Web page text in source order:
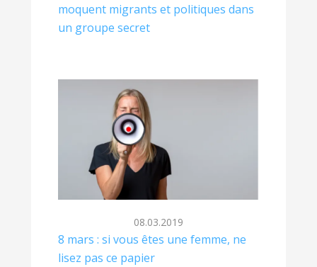
moquent migrants et politiques dans
un groupe secret
08.03.2019
8 mars : si vous êtes une femme, ne
lisez pas ce papier